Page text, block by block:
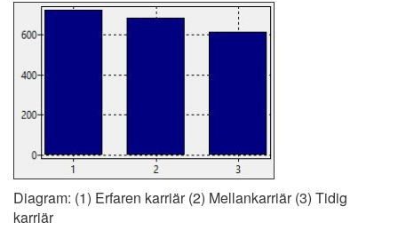
Diagram: (1) Erfaren karriär (2) Mellankarriär (3) Tidig
karriär